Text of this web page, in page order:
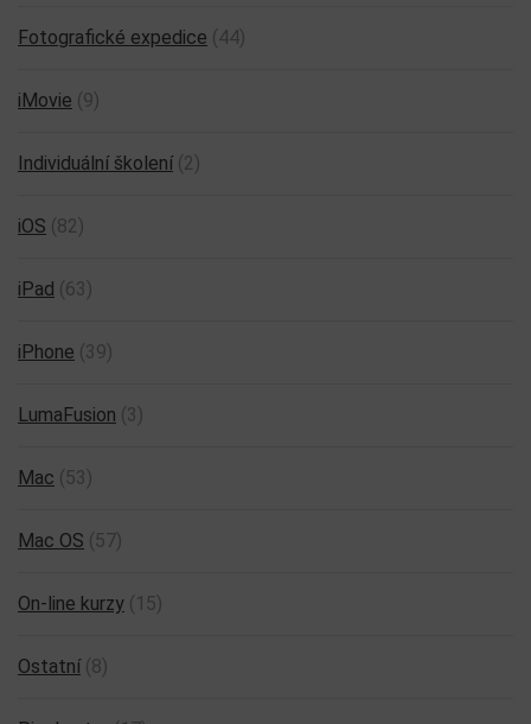
Fotografické expedice (44)
iMovie (9)
Individuální školení (2)
iOS (82)
iPad (63)
iPhone (39)
LumaFusion (3)
Mac (53)
Mac OS (57)
On-line kurzy (15)
Ostatní (8)